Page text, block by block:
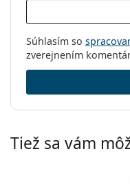
Súhlasím so
zverejnením
Tiež sa vám